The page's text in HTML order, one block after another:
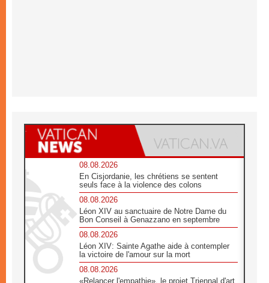
08.08.2026
En Cisjordanie, les chrétiens se sentent
seuls face à la violence des colons
08.08.2026
Léon XIV au sanctuaire de Notre Dame du
Bon Conseil à Genazzano en septembre
08.08.2026
Léon XIV: Sainte Agathe aide à contempler
la victoire de l'amour sur la mort
08.08.2026
«Relancer l'empathie», le projet Triennal d'art